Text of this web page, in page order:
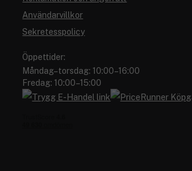
Användarvillkor
Sekretesspolicy
Öppettider:
Måndag–torsdag: 10:00–16:00
Fredag: 10:00–15:00